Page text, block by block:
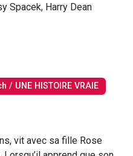
Spacek, Harry Dean
/ UNE HISTOIRE VRAIE
vit avec sa fille Rose